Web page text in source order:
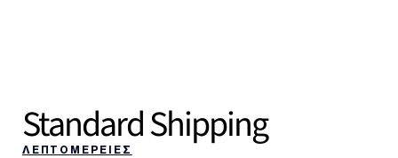
Standard Shipping
ΛΕΠΤΟΜΕΡΕΙΕΣ